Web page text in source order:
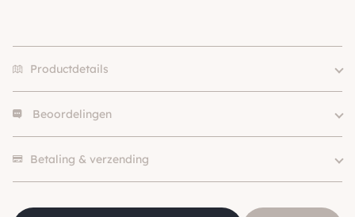
Productdetails
Merk
Eiwitbron
Tonijn
SKU
Beoordelingen
Betaling & verzending